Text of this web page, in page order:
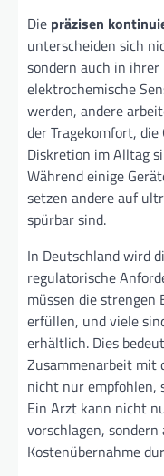
Die präzisen
unterscheiden sich
sondern auch in
elektrochemische
werden, andere
der Tragekomfort,
Diskretion im Alltag
Während einige
setzen andere auf
spürbar sind.
In Deutschland wird
regulatorische
müssen die strengen
erfüllen, und viele
erhältlich. Dies
Zusammenarbeit mit
nicht nur empfohlen,
Ein Arzt kann nicht
vorschlagen,
Kostenübernahme